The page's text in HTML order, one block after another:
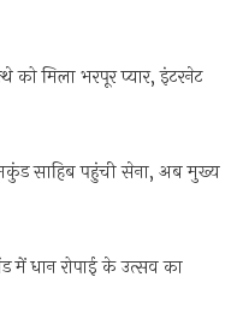
मिला भरपूर प्यार, इंटरनेट
साहिब पहुंची सेना, अब मुख्य
में धान रोपाई के उत्सव का